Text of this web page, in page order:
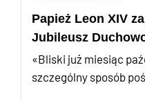
Papież Leon XIV
Jubileusz
Modlitwa
«Bliski już miesiąc
szczególny sposób